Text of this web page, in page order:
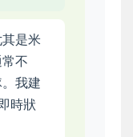
是米
不
我建
時狀